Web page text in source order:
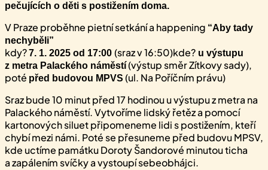
pečujících o děti s postižením doma.
V Praze proběhne pietní setkání a happening “Aby tady
nechyběli”
kdy?7. 1. 2025 od 17:00 (sraz v 16:50)kde? u výstupu
z metra Palackého náměstí(výstup směr Zítkovy sady),
poté před budovou MPVS (ul. Na Poříčním právu)
Sraz bude 10 minut před 17 hodinou u výstupu z metra na
Palackého náměstí. Vytvoříme lidský řetěz a pomocí
kartonových siluet připomeneme lidi s postižením, kteří
chybí mezi námi. Poté se přesuneme před budovu MPSV,
kde uctíme památku Doroty Šandorové minutou ticha
a zapálením svíčky a vystoupí sebeobhájci.